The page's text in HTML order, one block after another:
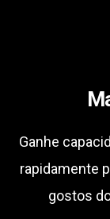
Ganhe
rapidamente
gostos